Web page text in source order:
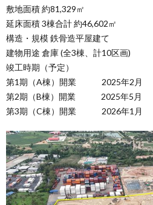
敷地面積 約81,329㎡
延床面積 3棟合計 約46,602㎡
構造・規模 鉄骨造平屋建て
建物用途 倉庫 (全3棟、計10区画)
竣工時期（予定）
第1期（A棟）開業 2025年2月
第2期（B棟）開業 2025年5月
第3期（C棟）開業 2026年1月